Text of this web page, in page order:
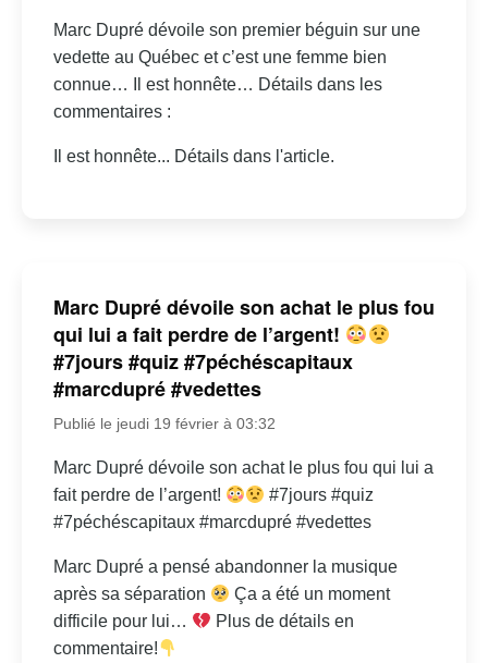
Marc Dupré dévoile son premier béguin sur une
vedette au Québec et c’est une femme bien
connue… Il est honnête… Détails dans les
commentaires :
Il est honnête... Détails dans l'article.
Marc Dupré dévoile son achat le plus fou
qui lui a fait perdre de l’argent!
#7jours #quiz #7péchéscapitaux
#marcdupré #vedettes
Publié le jeudi 19 février à 03:32
Marc Dupré dévoile son achat le plus fou qui lui a
fait perdre de l’argent!
#7jours #quiz
#7péchéscapitaux #marcdupré #vedettes
Marc Dupré a pensé abandonner la musique
après sa séparation
Ça a été un moment
difficile pour lui…
Plus de détails en
commentaire!